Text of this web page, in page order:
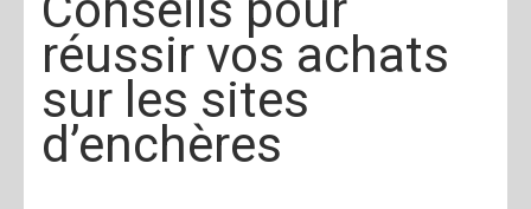
réussir vos achats
sur les sites
d’enchères